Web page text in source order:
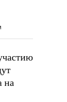
на